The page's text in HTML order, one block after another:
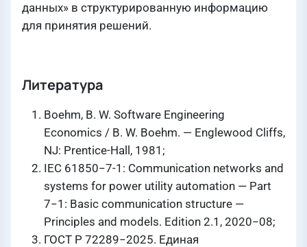
данных» в структурированную информацию
для принятия решений.
Литература
Boehm, B. W. Software Engineering
Economics / B. W. Boehm. — Englewood Cliffs,
NJ: Prentice-Hall, 1981;
IEC 61850−7-1: Communication networks and
systems for power utility automation — Part
7−1: Basic communication structure —
Principles and models. Edition 2.1, 2020−08;
ГОСТ Р 72289−2025. Единая